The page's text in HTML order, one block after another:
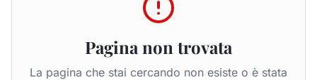
Pagina non trovata
La pagina che stai cercando non esiste o è stata